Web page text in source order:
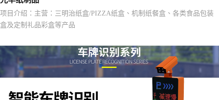
项目介绍：主营：三明治纸盒/PIZZA纸盒、机制纸餐盒、各类食品包装
盒及定制礼品彩盒等产品